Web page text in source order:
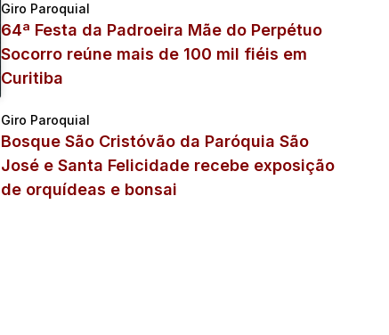
Giro Paroquial
64ª Festa da Padroeira Mãe do Perpétuo
Socorro reúne mais de 100 mil fiéis em
Curitiba
Giro Paroquial
Bosque São Cristóvão da Paróquia São
José e Santa Felicidade recebe exposição
de orquídeas e bonsai